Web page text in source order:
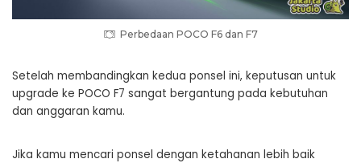
Perbedaan POCO F6 dan F7
Setelah membandingkan kedua ponsel ini, keputusan untuk
upgrade ke POCO F7 sangat bergantung pada kebutuhan
dan anggaran kamu.
Jika kamu mencari ponsel dengan ketahanan lebih baik